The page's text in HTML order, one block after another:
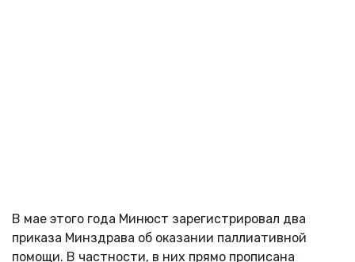
В мае этого года Минюст зарегистрировал два
приказа Минздрава об оказании паллиативной
помощи. В частности, в них прямо прописана